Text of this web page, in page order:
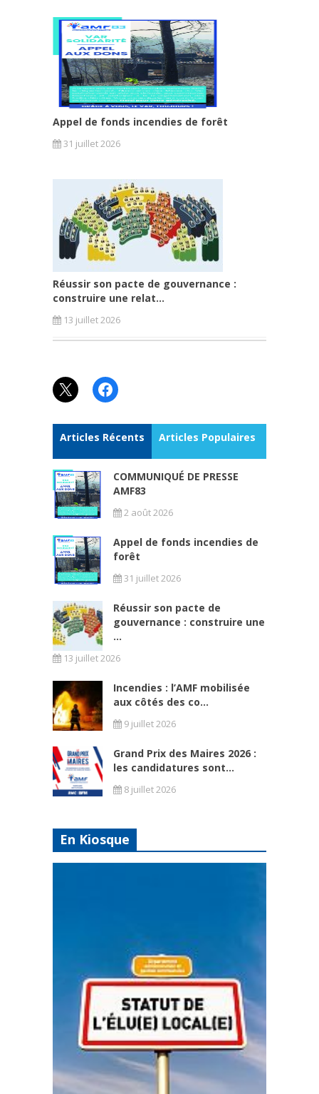
Appel de fonds incendies de forêt
31 juillet 2026
Réussir son pacte de gouvernance :
construire une relat...
13 juillet 2026
X Facebook
Articles Récents Articles Populaires
COMMUNIQUÉ DE PRESSE
AMF83
2 août 2026
Appel de fonds incendies de
forêt
31 juillet 2026
Réussir son pacte de
gouvernance : construire une
...
13 juillet 2026
Incendies : l’AMF mobilisée
aux côtés des co...
9 juillet 2026
Grand Prix des Maires 2026 :
les candidatures sont...
8 juillet 2026
En Kiosque